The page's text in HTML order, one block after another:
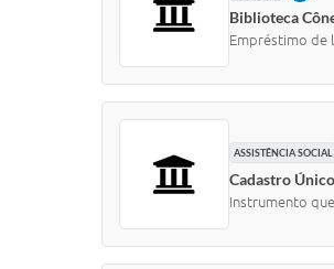
Biblioteca
Empréstimo de
ASSISTÊNCIA SOCIAL
Cadastro Único
Instrumento